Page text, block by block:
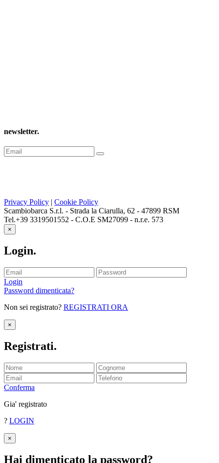
newsletter.
Privacy Policy | Cookie Policy
Scambiobarca S.r.l. - Strada la Ciarulla, 62 - 47899 RSM
Tel.+39 3319501552 - C.O.E SM27099 - n.r.e. 573
×
Login.
Login
Password dimenticata?
Non sei registrato? REGISTRATI ORA
×
Registrati.
Conferma
Gia' registrato
? LOGIN
×
Hai dimenticato la password?